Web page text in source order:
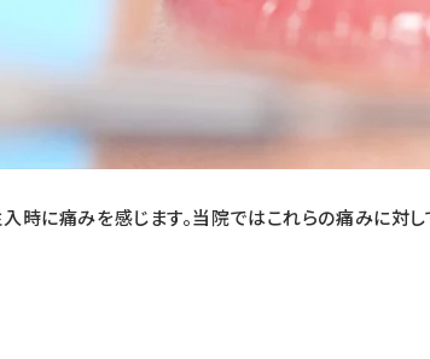
時に痛みを感じます。当院ではこれらの痛みに対